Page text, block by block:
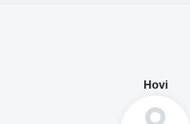
Hovi